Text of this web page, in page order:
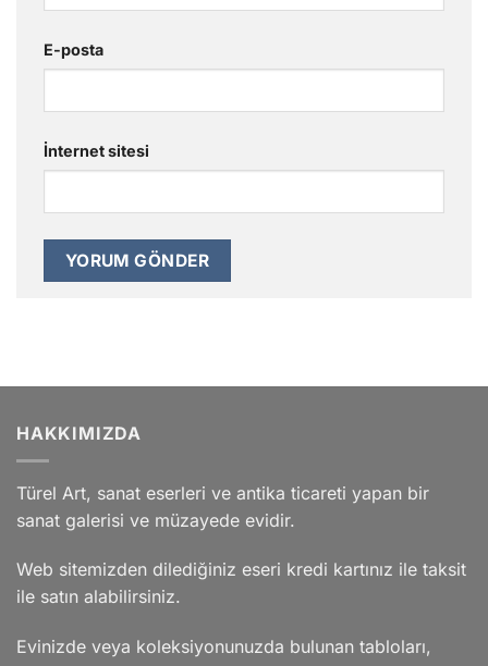
E-posta
İnternet sitesi
HAKKIMIZDA
Türel Art, sanat eserleri ve antika ticareti yapan bir
sanat galerisi ve müzayede evidir.
Web sitemizden dilediğiniz eseri kredi kartınız ile taksit
ile satın alabilirsiniz.
Evinizde veya koleksiyonunuzda bulunan tabloları,